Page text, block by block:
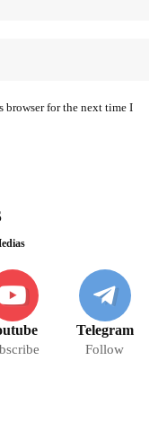
browser for the next time I
Telegram
Follow